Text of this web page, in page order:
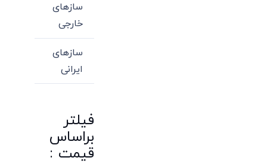
سازهای
خارجی
سازهای
ایرانی
فیلتر
براساس
قیمت :